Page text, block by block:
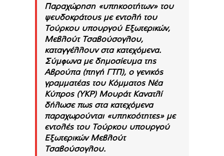
Παραχώρηση «υπηκοοτήτων» του
ψευδοκράτους με εντολή του
Τούρκου υπουργού Εξωτερικών,
Μεβλούτ Τσαβούσογλου,
καταγγέλλουν στα κατεχόμενα.
Σύμφωνα με δημοσίευμα της
Αβρούπα (πηγή ΓΤΠ), ο γενικός
γραμματέας του Κόμματος Νέα
Κύπρος (YKP) Μουράτ Κανατλί
δήλωσε πως στα κατεχόμενα
παραχωρούνται «υπηκοότητες» με
εντολές του Τούρκου υπουργού
Εξωτερικών Μεβλούτ
Τσαβούσογλου.